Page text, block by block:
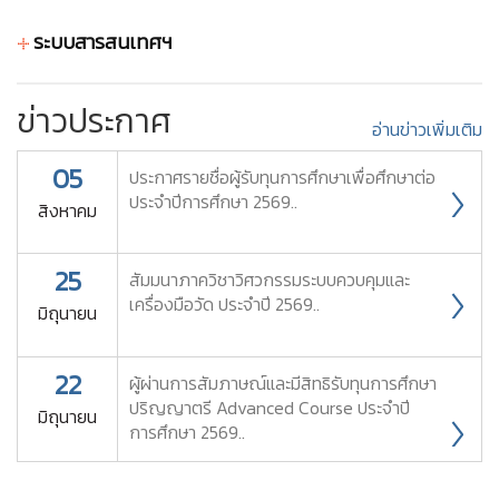
ระบบสารสนเทศฯ
ข่าวประกาศ อ่านข่าวเพิ่มเติม
05
สิงหาคม
ประกาศรายชื่อผู้รับทุนการศึกษาเพื่อศึกษาต่อ
ประจำปีการศึกษา 2569..
25
มิถุนายน
สัมมนาภาควิชาวิศวกรรมระบบควบคุมและ
เครื่องมือวัด ประจำปี 2569..
22
มิถุนายน
ผู้ผ่านการสัมภาษณ์และมีสิทธิรับทุนการศึกษา
ปริญญาตรี Advanced Course ประจำปี
การศึกษา 2569..